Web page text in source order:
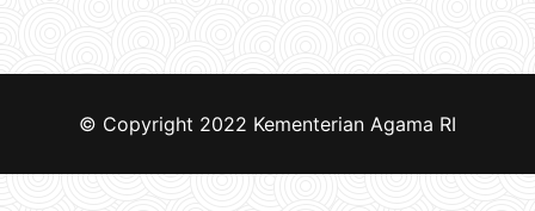
© Copyright 2022 Kementerian Agama RI